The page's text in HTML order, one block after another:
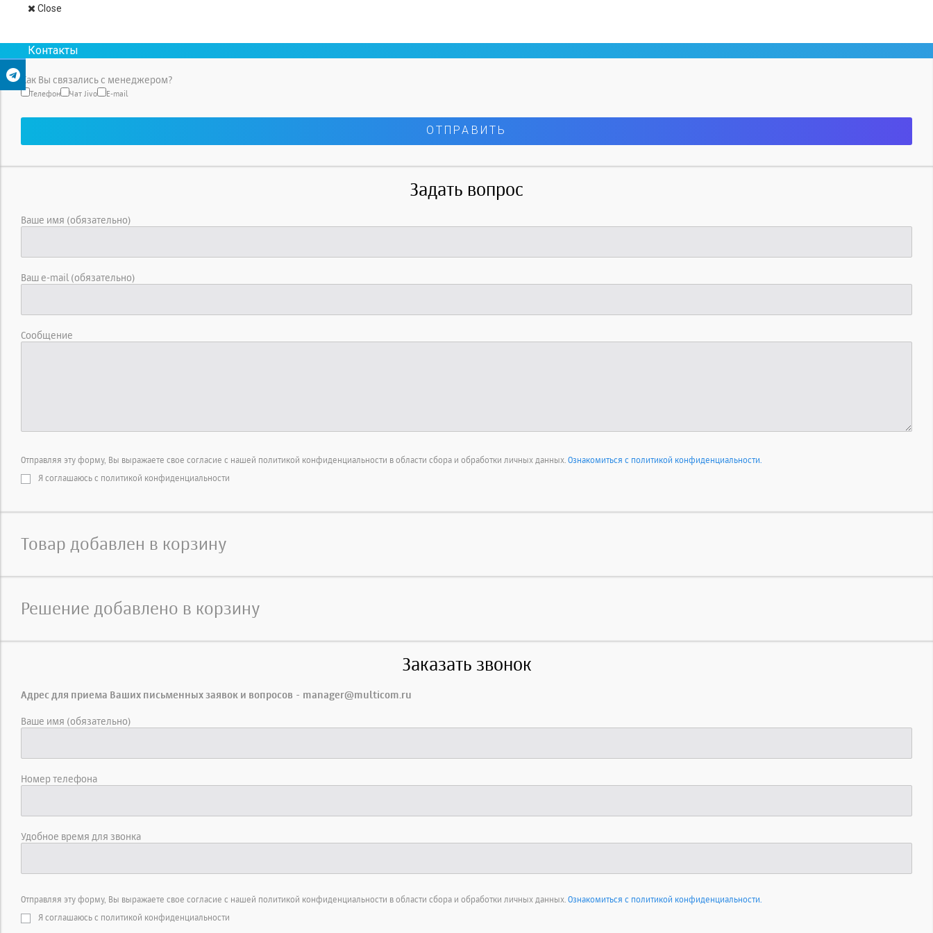
Close
Контакты
АТС Телефоны
Да Нет
Как Вы связались с менеджером?
Телефон Чат Jivo E-mail
Задать вопрос
Ваше имя (обязательно)
Ваш e-mail (обязательно)
Сообщение
Отправляя эту форму, Вы выражаете свое согласие с нашей политикой конфиденциальности в области сбора и обработки личных данных. Ознакомиться с политикой конфиденциальности.
Я соглашаюсь с политикой конфиденциальности
Товар добавлен в корзину
Решение добавлено в корзину
Заказать звонок
Адрес для приема Ваших письменных заявок и вопросов - manager@multicom.ru
Ваше имя (обязательно)
Номер телефона
Удобное время для звонка
Отправляя эту форму, Вы выражаете свое согласие с нашей политикой конфиденциальности в области сбора и обработки личных данных. Ознакомиться с политикой конфиденциальности.
Я соглашаюсь с политикой конфиденциальности